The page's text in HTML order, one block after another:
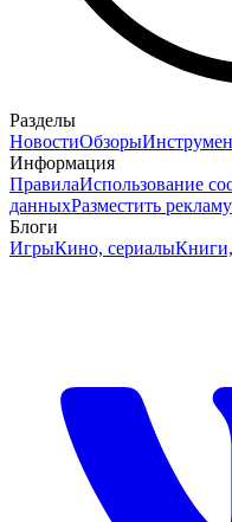
Разделы
НовостиОбзоры
Информация
ПравилаИспользование
данныхРазместить рекламу
Блоги
ИгрыКино, сериалы